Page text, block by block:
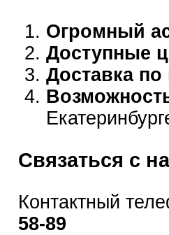
Огромный
Доступные
Доставка по
Связаться с
Контактный
58-89